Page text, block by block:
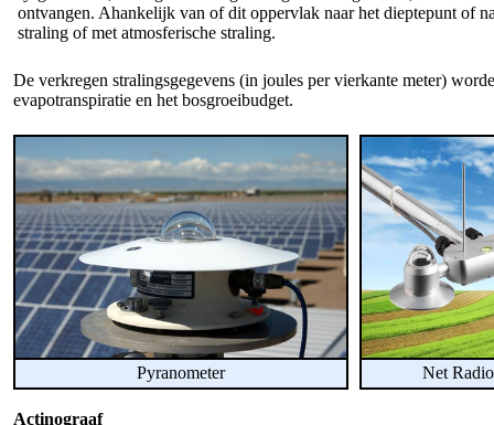
ontvangen. Ahankelijk van of dit oppervlak naar het dieptepunt of
straling of met atmosferische straling.
De verkregen stralingsgegevens (in joules per vierkante meter)
evapotranspiratie en het bosgroeibudget.
Pyranometer Net
Actinograaf